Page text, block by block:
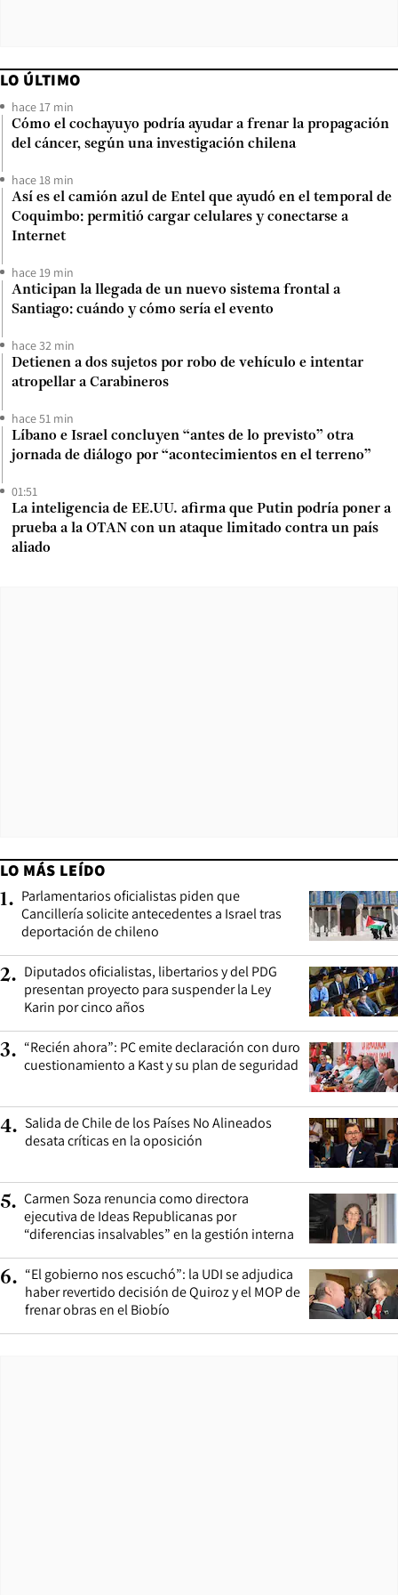
LO ÚLTIMO
hace 17 min
Cómo el cochayuyo podría ayudar a frenar la propagación
del cáncer, según una investigación chilena
hace 18 min
Así es el camión azul de Entel que ayudó en el temporal de
Coquimbo: permitió cargar celulares y conectarse a
Internet
hace 19 min
Anticipan la llegada de un nuevo sistema frontal a
Santiago: cuándo y cómo sería el evento
hace 32 min
Detienen a dos sujetos por robo de vehículo e intentar
atropellar a Carabineros
hace 51 min
Líbano e Israel concluyen “antes de lo previsto” otra
jornada de diálogo por “acontecimientos en el terreno”
01:51
La inteligencia de EE.UU. afirma que Putin podría poner a
prueba a la OTAN con un ataque limitado contra un país
aliado
LO MÁS LEÍDO
1. Parlamentarios oficialistas piden que
Cancillería solicite antecedentes a Israel tras
deportación de chileno
2. Diputados oficialistas, libertarios y del PDG
presentan proyecto para suspender la Ley
Karin por cinco años
3. “Recién ahora”: PC emite declaración con duro
cuestionamiento a Kast y su plan de seguridad
4. Salida de Chile de los Países No Alineados
desata críticas en la oposición
5. Carmen Soza renuncia como directora
ejecutiva de Ideas Republicanas por
“diferencias insalvables” en la gestión interna
6. “El gobierno nos escuchó”: la UDI se adjudica
haber revertido decisión de Quiroz y el MOP de
frenar obras en el Biobío